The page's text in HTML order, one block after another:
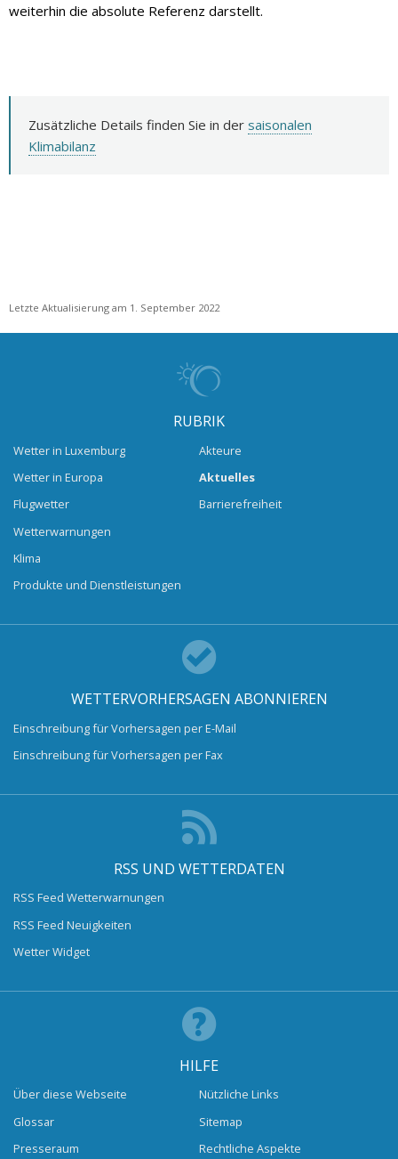
weiterhin die absolute Referenz darstellt.
Zusätzliche Details finden Sie in der saisonalen
Klimabilanz
Letzte Aktualisierung am 1. September 2022
RUBRIK
Wetter in Luxemburg
Wetter in Europa
Flugwetter
Wetterwarnungen
Klima
Produkte und Dienstleistungen
Akteure
Aktuelles
Barrierefreiheit
WETTERVORHERSAGEN ABONNIEREN
Einschreibung für Vorhersagen per E-Mail
Einschreibung für Vorhersagen per Fax
RSS UND WETTERDATEN
RSS Feed Wetterwarnungen
RSS Feed Neuigkeiten
Wetter Widget
HILFE
Über diese Webseite
Glossar
Presseraum
Nützliche Links
Sitemap
Rechtliche Aspekte